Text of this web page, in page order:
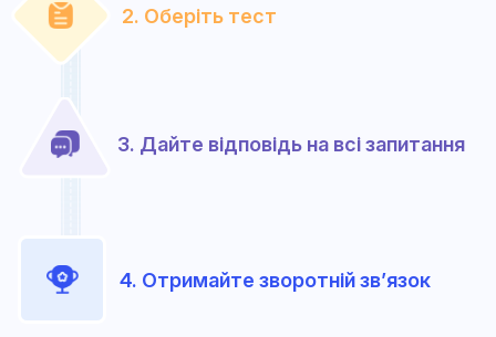
2. Оберіть тест
3. Дайте відповідь на всі запитання
4. Отримайте зворотній зв’язок